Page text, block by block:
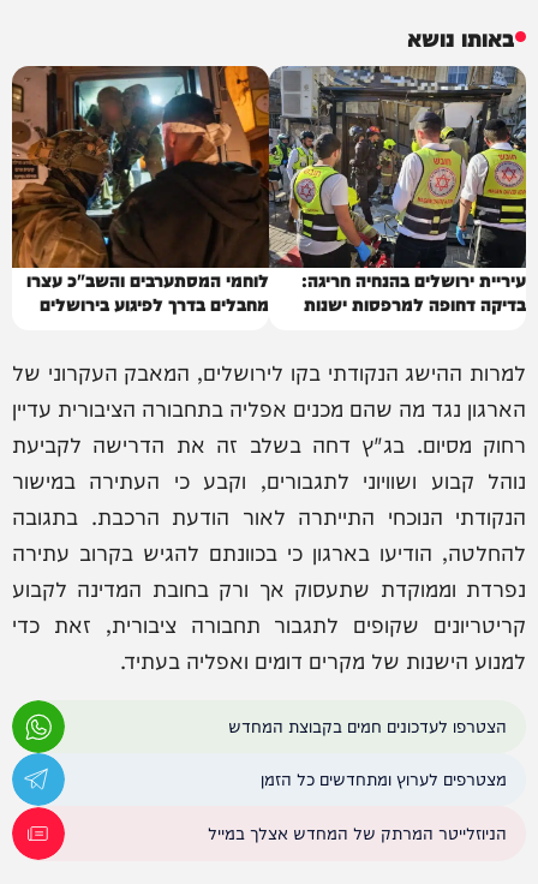
באותו נושא
עיריית ירושלים בהנחיה חריגה:
בדיקה דחופה למרפסות ישנות
לוחמי המסתערבים והשב"כ עצרו
מחבלים בדרך לפיגוע בירושלים
למרות ההישג הנקודתי בקו לירושלים, המאבק העקרוני של
הארגון נגד מה שהם מכנים אפליה בתחבורה הציבורית עדיין
רחוק מסיום. בג"ץ דחה בשלב זה את הדרישה לקביעת
נוהל קבוע ושוויוני לתגבורים, וקבע כי העתירה במישור
הנקודתי הנוכחי התייתרה לאור הודעת הרכבת. בתגובה
להחלטה, הודיעו בארגון כי בכוונתם להגיש בקרוב עתירה
נפרדת וממוקדת שתעסוק אך ורק בחובת המדינה לקבוע
קריטריונים שקופים לתגבור תחבורה ציבורית, זאת כדי
למנוע הישנות של מקרים דומים ואפליה בעתיד.
הצטרפו לעדכונים חמים בקבוצת המחדש
מצטרפים לערוץ ומתחדשים כל הזמן
הניוזלייטר המרתק של המחדש אצלך במייל